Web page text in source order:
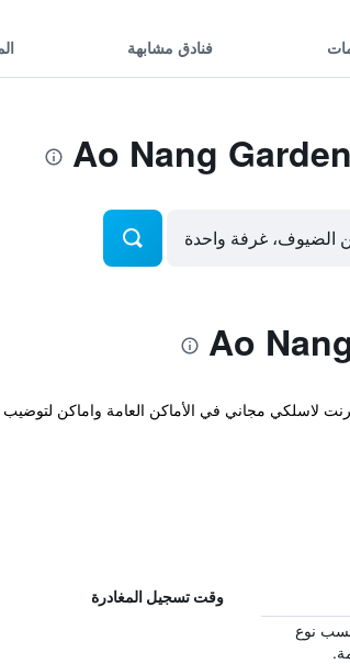
فنادق مشابهة
لاسلكي مجاني في الأماكن العامة واماكن
وقت تسجيل المغادرة
نوع